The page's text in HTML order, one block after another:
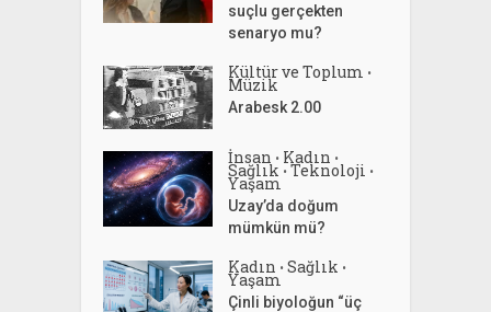
suçlu gerçekten
senaryo mu?
Kültür ve Toplum •
Müzik
Arabesk 2.00
İnsan • Kadın •
Sağlık • Teknoloji •
Yaşam
Uzay’da doğum
mümkün mü?
Kadın • Sağlık •
Yaşam
Çinli biyoloğun “üç